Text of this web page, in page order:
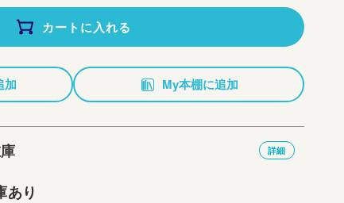
カートに入れる
加 My本棚に追加
詳細
あり